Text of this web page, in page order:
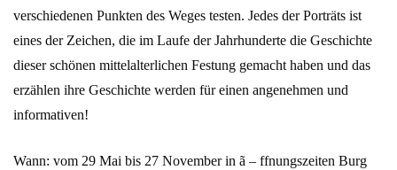
verschiedenen Punkten des Weges testen. Jedes der Porträts ist
eines der Zeichen, die im Laufe der Jahrhunderte die Geschichte
dieser schönen mittelalterlichen Festung gemacht haben und das
erzählen ihre Geschichte werden für einen angenehmen und
informativen!
Wann: vom 29 Mai bis 27 November in ã – ffnungszeiten Burg